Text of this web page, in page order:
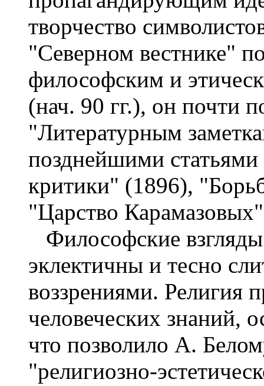
творчество
"Северном вестнике"
философским и
(нач. 90 гг.), он почти
"Литературным
позднейшими
критики" (1896),
"Царство
Философские
эклектичны и тесно
воззрениями. Религия
человеческих знаний,
что позволило А.
"религиозно-